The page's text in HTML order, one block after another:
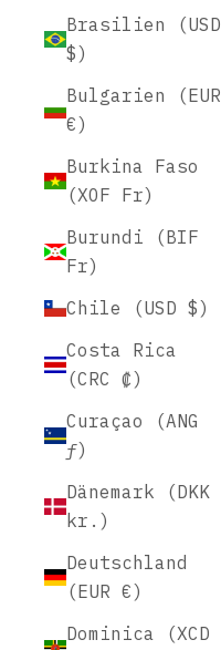
Brasilien (USD
$)
Bulgarien (EUR
€)
Burkina Faso
(XOF Fr)
Burundi (BIF
Fr)
Chile (USD $)
Costa Rica
(CRC ₡)
Curaçao (ANG
ƒ)
Dänemark (DKK
kr.)
Deutschland
(EUR €)
Dominica (XCD